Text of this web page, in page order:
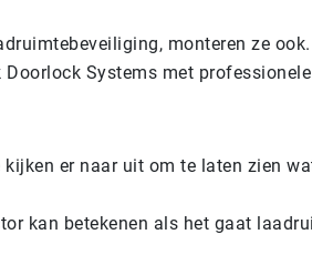
monteren ze
Systems met
kijken er naar uit om te laten zien
kan betekenen als het gaat